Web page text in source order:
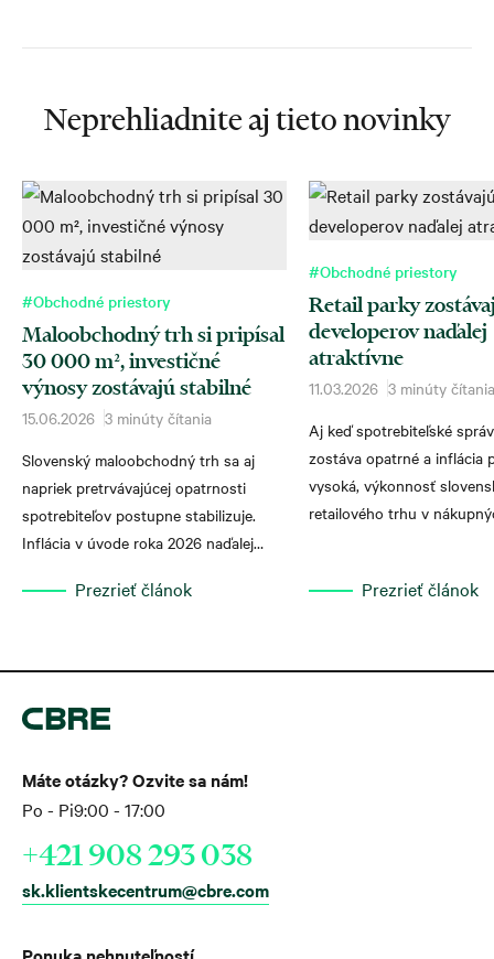
Neprehliadnite aj tieto novinky
#Obchodné priestory
Maloobchodný trh si pripísal
30 000 m², investičné
výnosy zostávajú stabilné
15.06.2026 3 minúty čítania
Slovenský maloobchodný trh sa aj
napriek pretrvávajúcej opatrnosti
spotrebiteľov postupne stabilizuje.
Inflácia v úvode roka 2026 naďalej
pozitívne podmienky pre oživenie
nákupných centier. Vyplýva to z
aktuálnej analýzy globálnej realitno-
poradenskej spoločnosti CBRE
Prezrieť článok
#Obchodné priestory
Retail parky
developerov naďalej
atraktívne
11.03.2026 3 minúty čítania
Aj keď spotrebiteľské
zostáva opatrné a inflácia
vysoká, výkonnosť
retailového trhu v
Prezrieť článok
Máte otázky? Ozvite sa nám!
Po - Pi9:00 - 17:00
+421 908 293 038
sk.klientskecentrum@cbre.com